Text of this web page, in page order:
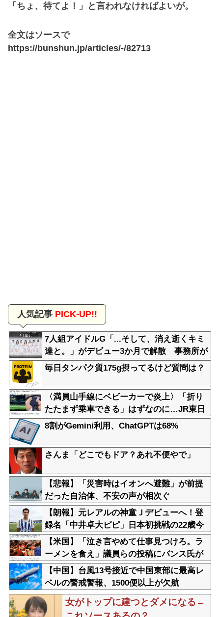
「ちょ、待てよ！」と言われなければよいが。
全文はソースで
https://bunshun.jp/articles/-/82713
人気記事PICK-UP!!
7人組アイドルG「...そして、消え逝くキミ
達と。」がデビュー3か月で解散 事務所が
事業継続困難なため
毎日タンパク質175g摂ってるけど質問は？
〈満員山手線にベビーカーで炎上〉「折り
たたまず乗車できる」はずなのに…JR東日
本が示した見解
8割がGemini利用、ChatGPTは68%
さんま「どこでもドア？あれ不便やで」
【悲報】「災害時はイオンへ避難」が前提
だった自治体、不安の声が相次ぐ
【朗報】元レアルの神童Ｊデビューへ！登
録名「中井卓大ピピ」日本初挑戦の22歳今
治MFが開幕戦に先発
【米国】「泣き言やめて仕事見つけろ。ラ
ーメンを食え」議員らの投稿にバンス氏が
猛反発…ブリトーの価格めぐる議論、共和
党の内戦に発展
【中国】台風13号接近で中国東部に最高レ
ベルの警戒警報、1500便以上が欠航
女がトップに建つとダメになる←